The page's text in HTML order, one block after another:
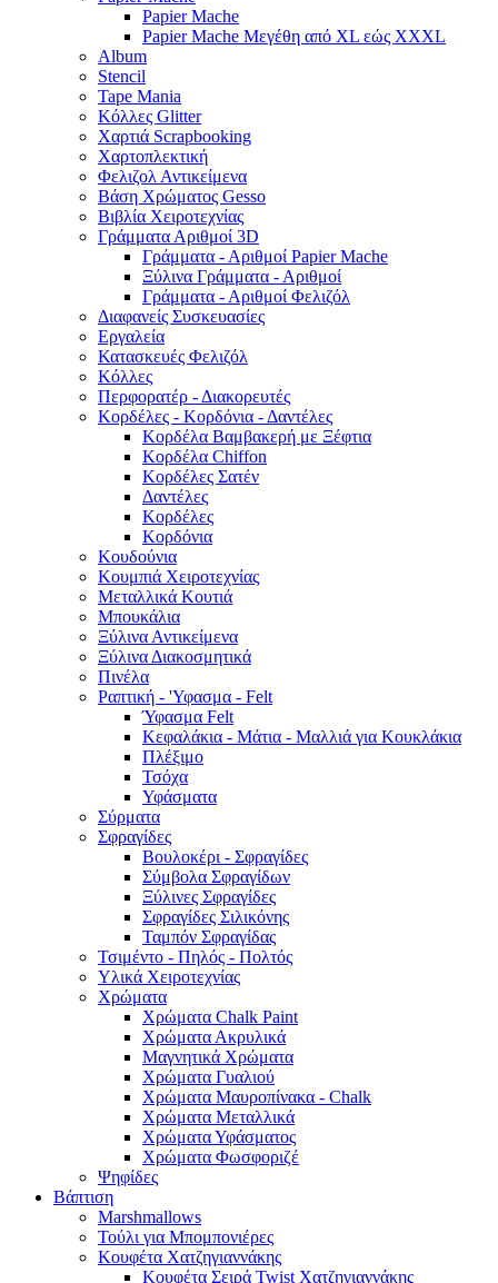
Papier Mache
Papier Mache Μεγέθη από XL εώς XXXL
Album
Stencil
Tape Mania
Κόλλες Glitter
Χαρτιά Scrapbooking
Χαρτοπλεκτική
Φελιζολ Αντικείμενα
Βάση Χρώματος Gesso
Βιβλία Χειροτεχνίας
Γράμματα Αριθμοί 3D
Γράμματα - Αριθμοί Papier Mache
Ξύλινα Γράμματα - Αριθμοί
Γράμματα - Αριθμοί Φελιζόλ
Διαφανείς Συσκευασίες
Εργαλεία
Κατασκευές Φελιζόλ
Κόλλες
Περφορατέρ - Διακορευτές
Κορδέλες - Κορδόνια - Δαντέλες
Κορδέλα Βαμβακερή με Ξέφτια
Κορδέλα Chiffon
Κορδέλες Σατέν
Δαντέλες
Κορδέλες
Κορδόνια
Κουδούνια
Κουμπιά Χειροτεχνίας
Μεταλλικά Κουτιά
Μπουκάλια
Ξύλινα Αντικείμενα
Ξύλινα Διακοσμητικά
Πινέλα
Ραπτική - 'Υφασμα - Felt
Ύφασμα Felt
Κεφαλάκια - Μάτια - Μαλλιά για Κουκλάκια
Πλέξιμο
Τσόχα
Υφάσματα
Σύρματα
Σφραγίδες
Βουλοκέρι - Σφραγίδες
Σύμβολα Σφραγίδων
Ξύλινες Σφραγίδες
Σφραγίδες Σιλικόνης
Ταμπόν Σφραγίδας
Τσιμέντο - Πηλός - Πολτός
Υλικά Χειροτεχνίας
Χρώματα
Χρώματα Chalk Paint
Χρώματα Ακρυλικά
Μαγνητικά Χρώματα
Χρώματα Γυαλιού
Χρώματα Μαυροπίνακα - Chalk
Χρώματα Μεταλλικά
Χρώματα Υφάσματος
Χρώματα Φωσφοριζέ
Ψηφίδες
Βάπτιση
Marshmallows
Τούλι για Μπομπονιέρες
Κουφέτα Χατζηγιαννάκης
Κουφέτα Σειρά Twist Χατζηγιαννάκης